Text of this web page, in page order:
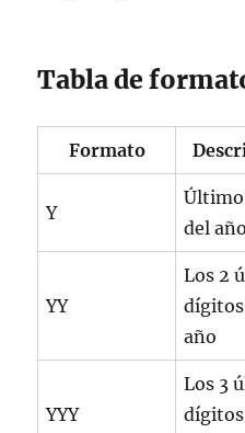
Tabla de
Formato
Y
del año
YY
Los 2
año
YYY
Los 3